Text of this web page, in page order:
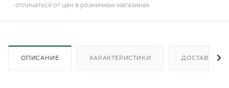
отличаться от цен в розничных магазинах
ОПИСАНИЕ ХАРАКТЕРИСТИКИ ДОСТАВКА